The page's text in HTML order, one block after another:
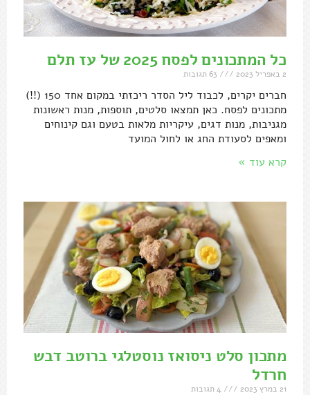
כל המתכונים לפסח 2025 של עז תלם
2 באפריל 2023
חברים יקרים, לכבוד ליל הסדר ריכזתי במקום אחד 150 (!!)
מתכונים לפסח. כאן תמצאו סלטים, תוספות, מנות ראשונות
מגניבות, מנות דגים, עיקריות מלאות בטעם וגם קינוחים
ומאפים לסעודת החג או לחול המועד
קרא עוד »
מתכון סלט ניסואז נוסטלגי ברוטב דבש
חרדל
21 במרץ 2023